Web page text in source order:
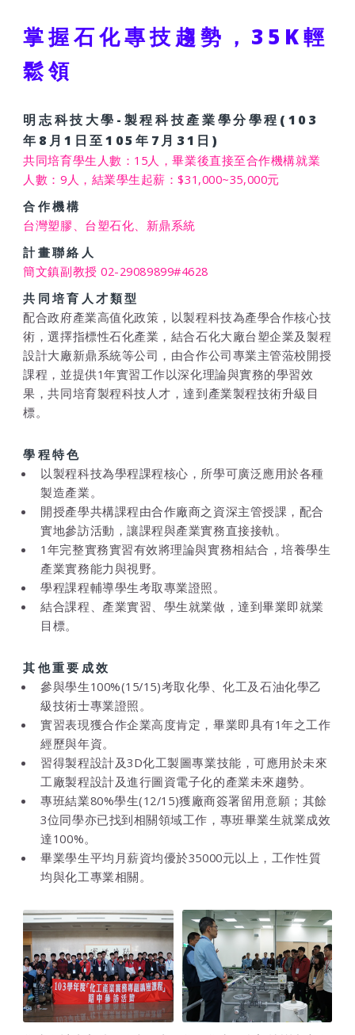
掌握石化專技趨勢，35K輕
鬆領
明志科技大學-製程科技產業學分學程(103
年8月1日至105年7月31日)
共同培育學生人數：15人，畢業後直接至合作機構就業
人數：9人，結業學生起薪：$31,000~35,000元
合作機構
台灣塑膠、台塑石化、新鼎系統
計畫聯絡人
簡文鎮副教授 02-29089899#4628
共同培育人才類型
配合政府產業高值化政策，以製程科技為產學合作核心技
術，選擇指標性石化產業，結合石化大廠台塑企業及製程
設計大廠新鼎系統等公司，由合作公司專業主管蒞校開授
課程，並提供1年實習工作以深化理論與實務的學習效
果，共同培育製程科技人才，達到產業製程技術升級目
標。
學程特色
以製程科技為學程課程核心，所學可廣泛應用於各種
製造產業。
開授產學共構課程由合作廠商之資深主管授課，配合
實地參訪活動，讓課程與產業實務直接接軌。
1年完整實務實習有效將理論與實務相結合，培養學生
產業實務能力與視野。
學程課程輔導學生考取專業證照。
結合課程、產業實習、學生就業做，達到畢業即就業
目標。
其他重要成效
參與學生100%(15/15)考取化學、化工及石油化學乙
級技術士專業證照。
實習表現獲合作企業高度肯定，畢業即具有1年之工作
經歷與年資。
習得製程設計及3D化工製圖專業技能，可應用於未來
工廠製程設計及進行圖資電子化的產業未來趨勢。
專班結業80%學生(12/15)獲廠商簽署留用意願；其餘
3位同學亦已找到相關領域工作，專班畢業生就業成效
達100%。
畢業學生平均月薪資均優於35000元以上，工作性質
均與化工專業相關。